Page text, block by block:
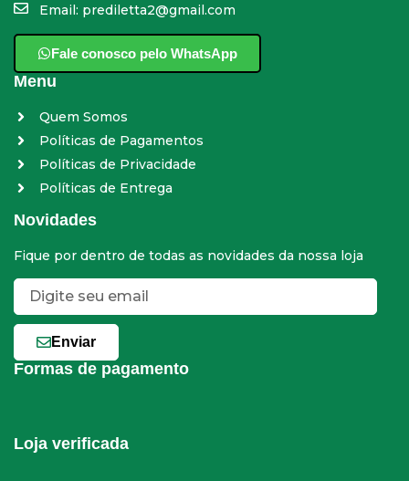
Email: prediletta2@gmail.com
Fale conosco pelo WhatsApp
Menu
Quem Somos
Políticas de Pagamentos
Políticas de Privacidade
Políticas de Entrega
Novidades
Fique por dentro de todas as novidades da nossa loja
Enviar
Formas de pagamento
Loja verificada